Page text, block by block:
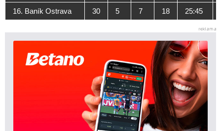
16. Baník Ostrava 30 5 7 18 25:45